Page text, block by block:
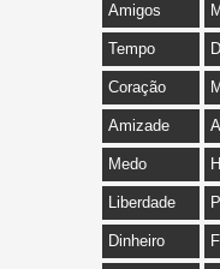
Amigos
Tempo
Coração
Amizade
Medo
Liberdade
Dinheiro